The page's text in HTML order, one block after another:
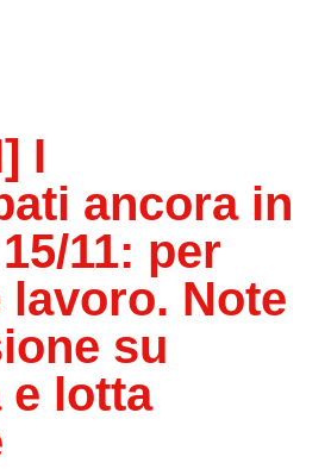
I
ancora in
11: per
lavoro. Note
su
e lotta